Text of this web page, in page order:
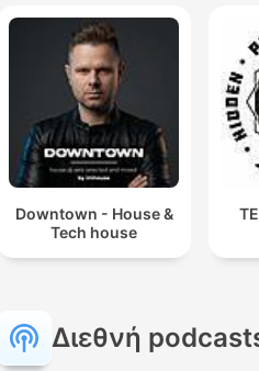
Downtown - House &
Tech house
Διεθνή